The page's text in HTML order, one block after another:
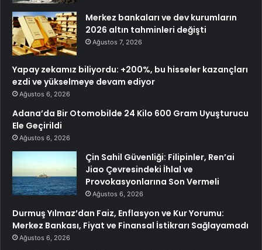
Merkez bankaları ve dev kurumların
2026 altın tahminleri değişti
Ağustos 7, 2026
Yapay zekamız biliyordu: +200%, bu hisseler kazançları
ezdi ve yükselmeye devam ediyor
Ağustos 6, 2026
Adana’da Bir Otomobilde 24 Kilo 600 Gram Uyuşturucu
Ele Geçirildi
Ağustos 6, 2026
Çin Sahil Güvenliği: Filipinler, Ren’ai
Jiao Çevresindeki İhlal ve
Provokasyonlarına Son Vermeli
Ağustos 6, 2026
Durmuş Yılmaz’dan Faiz, Enflasyon ve Kur Yorumu:
Merkez Bankası, Fiyat ve Finansal İstikrarı Sağlayamadı
Ağustos 6, 2026